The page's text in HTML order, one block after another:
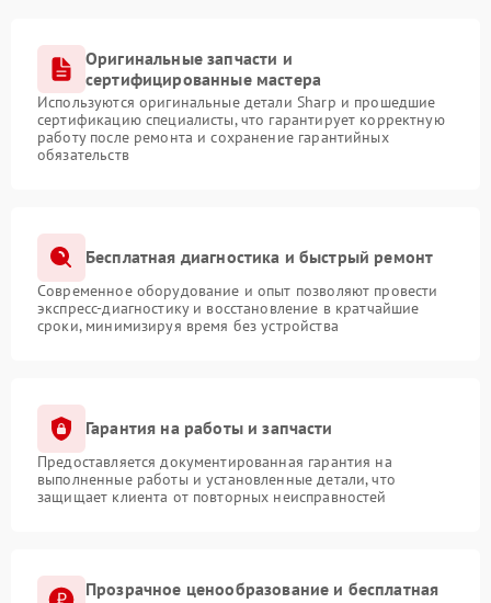
Оригинальные запчасти и
сертифицированные мастера
Используются оригинальные детали Sharp и прошедшие
сертификацию специалисты, что гарантирует корректную
работу после ремонта и сохранение гарантийных
обязательств
Бесплатная диагностика и быстрый ремонт
Современное оборудование и опыт позволяют провести
экспресс-диагностику и восстановление в кратчайшие
сроки, минимизируя время без устройства
Гарантия на работы и запчасти
Предоставляется документированная гарантия на
выполненные работы и установленные детали, что
защищает клиента от повторных неисправностей
Прозрачное ценообразование и бесплатная